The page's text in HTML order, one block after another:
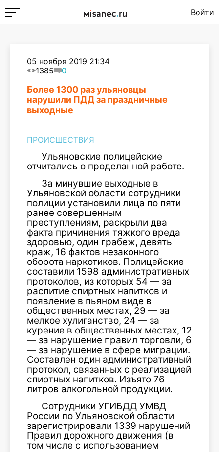
Войти
05 ноября 2019 21:34
1385
0
Более 1300 раз ульяновцы
нарушили ПДД за праздничные
выходные
ПРОИСШЕСТВИЯ
Ульяновские полицейские
отчитались о проделанной работе.
За минувшие выходные в
Ульяновской области сотрудники
полиции установили лица по пяти
ранее совершенным
преступлениям, раскрыли два
факта причинения тяжкого вреда
здоровью, один грабеж, девять
краж, 16 фактов незаконного
оборота наркотиков. Полицейские
составили 1598 административных
протоколов, из которых 54 — за
распитие спиртных напитков и
появление в пьяном виде в
общественных местах, 29 — за
мелкое хулиганство, 24 — за
курение в общественных местах, 12
— за нарушение правил торговли, 6
— за нарушение в сфере миграции.
Составлен один административный
протокол, связанных с реализацией
спиртных напитков. Изъято 76
литров алкогольной продукции.
Сотрудники УГИБДД УМВД
России по Ульяновской области
зарегистрировали 1339 нарушений
Правил дорожного движения (в
том числе с использованием